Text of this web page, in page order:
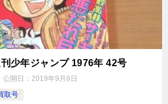
少年ジャンプ 1976年 42号
公開日： 2019年9月8日
取号